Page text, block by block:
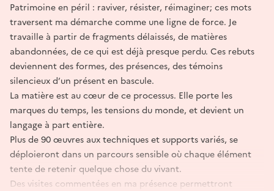
Patrimoine en péril : raviver, résister, réimaginer; ces mots
traversent ma démarche comme une ligne de force. Je
travaille à partir de fragments délaissés, de matières
abandonnées, de ce qui est déjà presque perdu. Ces rebuts
deviennent des formes, des présences, des témoins
silencieux d’un présent en bascule.
La matière est au cœur de ce processus. Elle porte les
marques du temps, les tensions du monde, et devient un
langage à part entière.
Plus de 90 œuvres aux techniques et supports variés, se
déploieront dans un parcours sensible où chaque élément
tente de retenir quelque chose du vivant.
Des visites commentées en ma présence permettront